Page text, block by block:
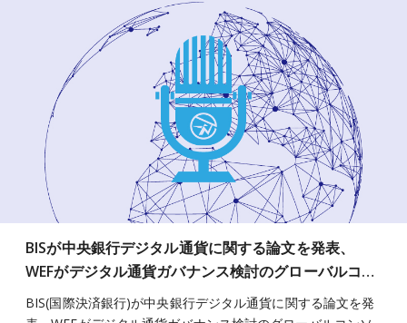
BISが中央銀行デジタル通貨に関する論文を発表、
WEFがデジタル通貨ガバナンス検討のグローバルコ…
BIS(国際決済銀行)が中央銀行デジタル通貨に関する論文を発